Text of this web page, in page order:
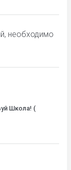
необходимо
Школа! (